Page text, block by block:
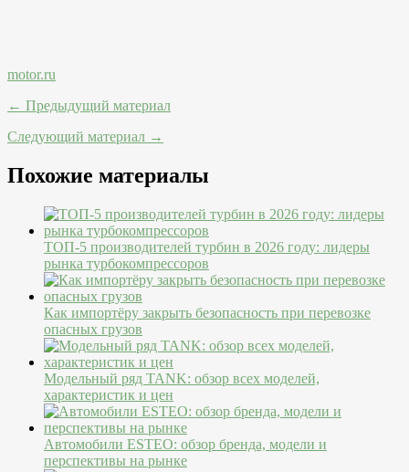
motor.ru
← Предыдущий материал
Следующий материал →
Похожие материалы
ТОП-5 производителей турбин в 2026 году: лидеры
рынка турбокомпрессоров
Как импортёру закрыть безопасность при перевозке
опасных грузов
Модельный ряд TANK: обзор всех моделей,
характеристик и цен
Автомобили ESTEO: обзор бренда, модели и
перспективы на рынке